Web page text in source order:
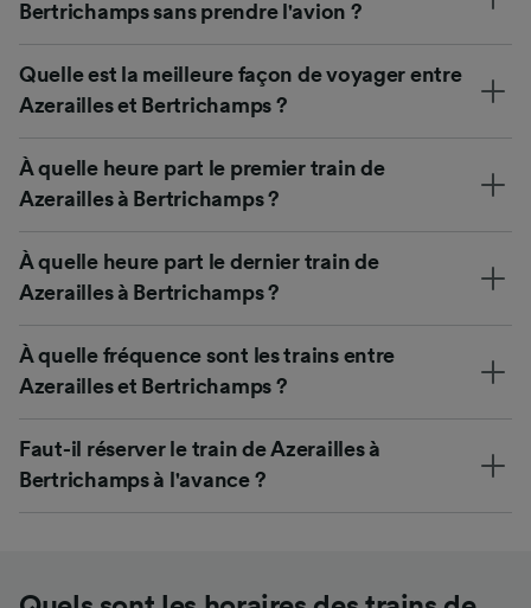
Bertrichamps sans prendre l'avion ?
Quelle est la meilleure façon de voyager entre
Azerailles et Bertrichamps ?
À quelle heure part le premier train de
Azerailles à Bertrichamps ?
À quelle heure part le dernier train de
Azerailles à Bertrichamps ?
À quelle fréquence sont les trains entre
Azerailles et Bertrichamps ?
Faut-il réserver le train de Azerailles à
Bertrichamps à l'avance ?